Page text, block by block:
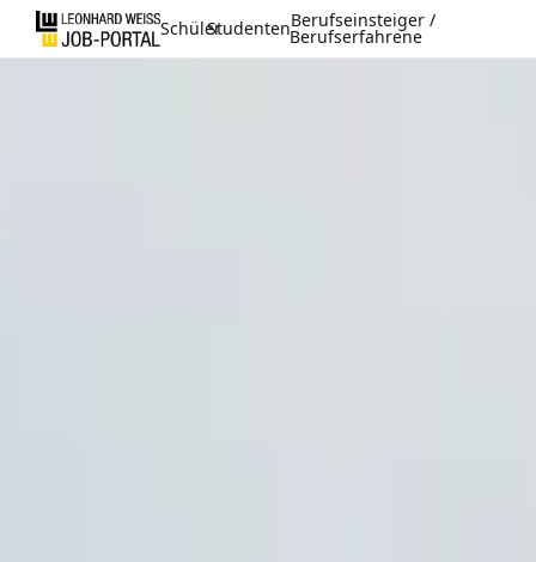
SchülerStudentenBerufseinsteiger /
Berufserfahrene